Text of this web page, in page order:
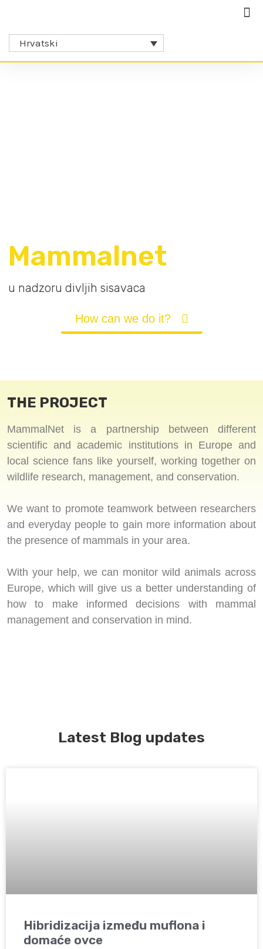
Hrvatski
Mammalnet​
u nadzoru divljih sisavaca
How can we do it?
THE PROJECT​
MammalNet is a partnership between different
scientific and academic institutions in Europe and
local science fans like yourself, working together on
wildlife research, management, and conservation.
We want to promote teamwork between researchers
and everyday people to gain more information about
the presence of mammals in your area.
With your help, we can monitor wild animals across
Europe, which will give us a better understanding of
how to make informed decisions with mammal
management and conservation in mind.
Latest Blog updates
Hibridizacija između muflona i
domaće ovce